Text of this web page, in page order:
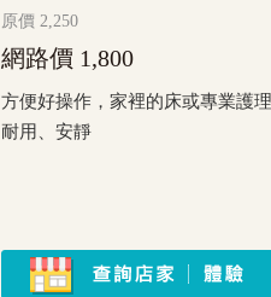
原價 2,250
網路價 1,800
方便好操作，家裡的床或專業護
耐用、安靜